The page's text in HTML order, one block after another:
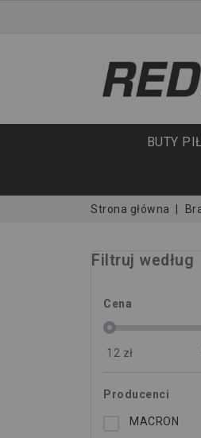
BUTY
Strona główna
Filtruj według
Cena
12 zł
Producenci
MACRON